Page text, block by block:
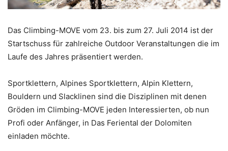
Das Climbing-MOVE vom 23. bis zum 27. Juli 2014 ist der
Startschuss für zahlreiche Outdoor Veranstaltungen die im
Laufe des Jahres präsentiert werden.
Sportklettern, Alpines Sportklettern, Alpin Klettern,
Bouldern und Slacklinen sind die Disziplinen mit denen
Gröden im Climbing-MOVE jeden Interessierten, ob nun
Profi oder Anfänger, in Das Feriental der Dolomiten
einladen möchte.